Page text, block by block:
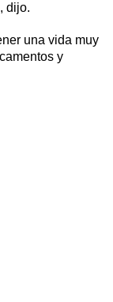
dijo.
una vida muy
y